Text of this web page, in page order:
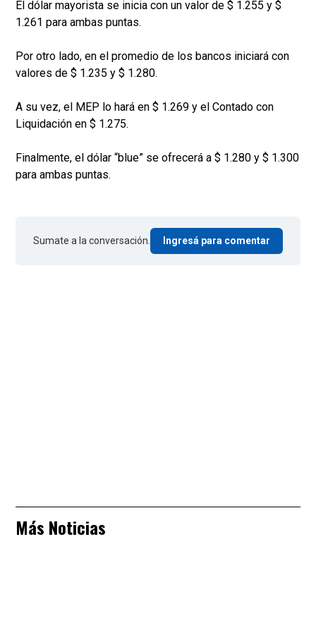
El dólar mayorista se inicia con un valor de $ 1.255 y $
1.261 para ambas puntas.
Por otro lado, en el promedio de los bancos iniciará con
valores de $ 1.235 y $ 1.280.
A su vez, el MEP lo hará en $ 1.269 y el Contado con
Liquidación en $ 1.275.
Finalmente, el dólar “blue” se ofrecerá a $ 1.280 y $ 1.300
para ambas puntas.
Sumate a la conversación. Ingresá para comentar
Más Noticias